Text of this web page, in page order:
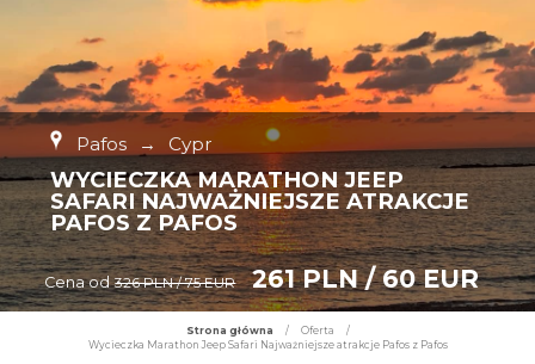
Pafos → Cypr
WYCIECZKA MARATHON JEEP
SAFARI NAJWAŻNIEJSZE ATRAKCJE
PAFOS Z PAFOS
Cena od 326 PLN / 75 EUR 261 PLN / 60 EUR
Strona główna / Oferta
/
Wycieczka Marathon Jeep Safari Najważniejsze atrakcje Pafos z Pafos